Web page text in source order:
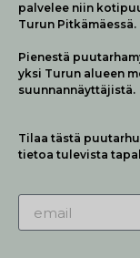
palvelee niin
Turun Pitkämäessä.
Pienestä
yksi Turun alueen
suunnannäyttäjistä.
Tilaa tästä
tietoa tulevista